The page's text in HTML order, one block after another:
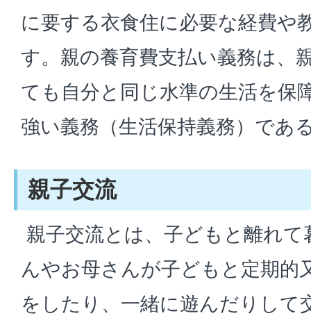
に要する衣食住に必要な経費や
す。親の養育費支払い義務は、
ても自分と同じ水準の生活を保
強い義務（生活保持義務）であ
親子交流
親子交流とは、子どもと離れ
んやお母さんが子どもと定期的
をしたり、一緒に遊んだりして